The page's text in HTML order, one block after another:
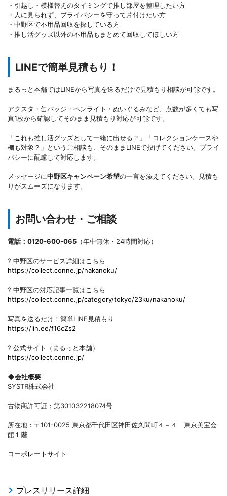
・引越し・模様替えのタイミングで推し部屋を整理したい方
・人に見られず、プライバシーを守って片付けたい方
・中野区で不用品回収を探している方
・推し活グッズ以外の不用品もまとめて回収してほしい方
LINEで簡単見積もり！
まるっと本舗ではLINEから写真を送るだけで見積もり相談が可能です。
アクスタ・缶バッジ・ペンライト・ぬいぐるみなど、点数が多くても写
真1枚から確認してそのまま見積もり対応が可能です。
「これも推し活グッズとして一緒に出せる？」「コレクションケースや
棚も対象？」というご相談も、そのままLINEで投げてください。プライ
バシーに配慮して対応します。
メッセージに中野区キャンペーン希望の一言を添えてください。見積も
りがスムーズになります。
お問い合わせ・ご相談
電話：0120-600-065 （年中無休・24時間対応）
? 中野区のサービス詳細はこちら
https://collect.conne.jp/nakanoku/
? 中野区の対応記事一覧はこちら
https://collect.conne.jp/category/tokyo/23ku/nakanoku/
写真を送るだけ！簡単LINE見積もり
https://lin.ee/f16cZs2
? 公式サイト（まるっと本舗）
https://collect.conne.jp/
◆会社概要
SYSTR株式会社
古物商許可証：第301032218074号
所在地：〒101-0025 東京都千代田区神田佐久間町４－４ 東京美宝会
館１階
コーポレートサイト
プレスリリース詳細